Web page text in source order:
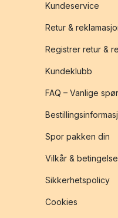
Kundeservice
Retur &
Registrer retur &
Kundeklubb
FAQ – Vanlige
Spor pakken din
Vilkår &
Sikkerhetspolicy
Cookies